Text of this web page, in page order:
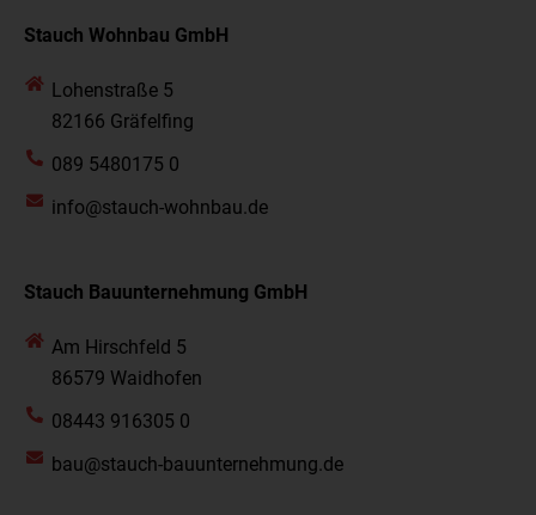
Stauch Wohnbau GmbH
Lohenstraße 5
82166 Gräfelfing
089 5480175 0
info@stauch-wohnbau.de
Stauch Bauunternehmung GmbH
Am Hirschfeld 5
86579 Waidhofen
08443 916305 0
bau@stauch-bauunternehmung.de